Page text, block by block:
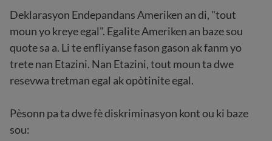
Deklarasyon Endepandans Ameriken an di, "tout
moun yo kreye egal". Egalite Ameriken an baze sou
quote sa a. Li te enfliyanse fason gason ak fanm yo
trete nan Etazini. Nan Etazini, tout moun ta dwe
resevwa tretman egal ak opòtinite egal.
Pèsonn pa ta dwe fè diskriminasyon kont ou ki baze
sou: